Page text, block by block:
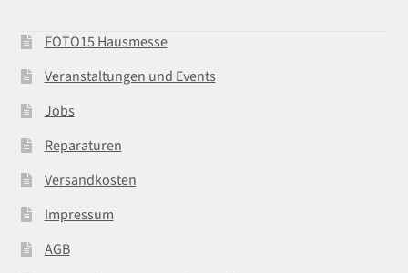
FOTO15 Hausmesse
Veranstaltungen und Events
Jobs
Reparaturen
Versandkosten
Impressum
AGB